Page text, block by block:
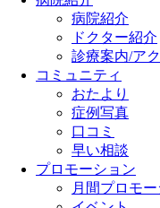
病院紹介
ドクター紹介
診療案内/ア
コミュニティ
おたより
症例写真
口コミ
早い相談
プロモーション
月間プロモ